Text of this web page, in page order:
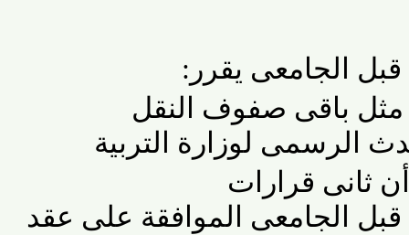
الجامعى يقرر:
باقى صفوف النقل
لوزارة التربية
قرارات
الجامعى الموافقة على عقد